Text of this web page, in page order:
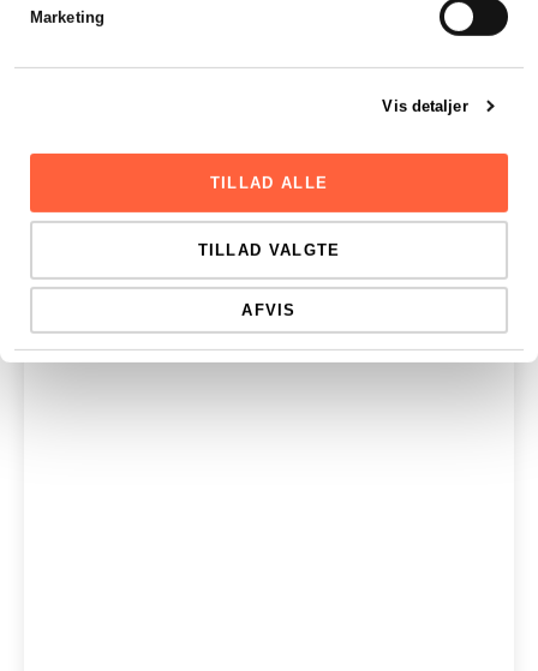
Marketing
Vis detaljer
TILLAD ALLE
TILLAD VALGTE
AFVIS